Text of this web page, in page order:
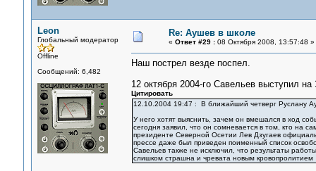
Leon
Глобальный модератор
Offline
Сообщений: 6,482
Re: Аушев в школе
« Ответ #29 :08 Октября 2008, 13:57:48 »
Наш пострел везде поспел.
12 октября 2004-го Савельев выступил на
Цитировать
12.10.2004 19:47 : В ближайший четверг Руслану
У него хотят выяснить, зачем он вмешался в ход
сегодня заявил, что он сомневается в том, кто на
президенте Северной Осетии Лев Дзугаев
прессе даже был приведен поименный список
Савельев также не исключил, что результаты
слишком страшна и чревата новым кровопролитием